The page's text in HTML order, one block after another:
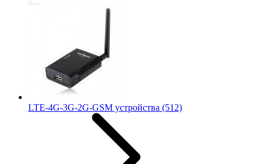
LTE-4G-3G-2G-GSM устройства (512)